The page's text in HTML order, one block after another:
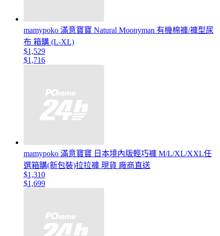
mamypoko 滿意寶寶 Natural Moonyman 有機棉褲/褲型尿
布 箱購 (L-XL)
$1,529
$1,716
mamypoko 滿意寶寶 日本境內版輕巧褲 M/L/XL/XXL任
選箱購(新包裝)拉拉褲 現貨 廠商直送
$1,310
$1,699